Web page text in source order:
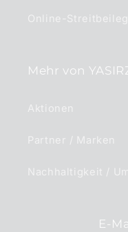
Online-
Mehr von
Aktionen
Partner / Marken
Nachhaltigkeit /
E-